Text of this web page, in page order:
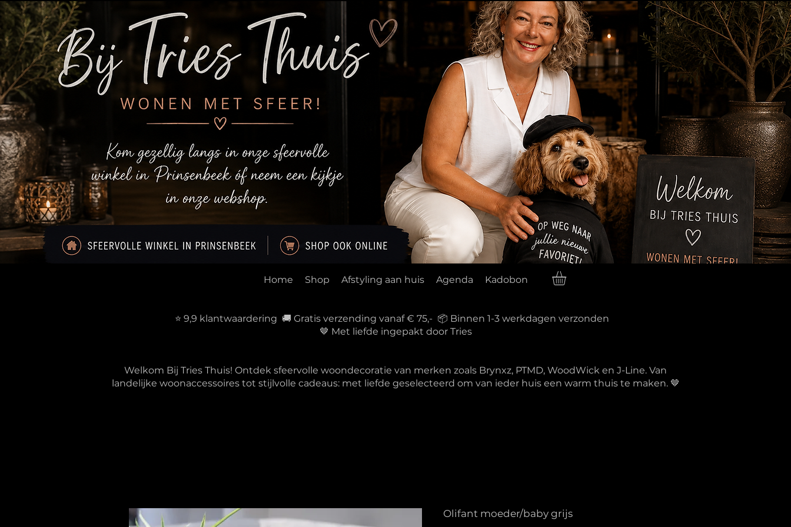
Home Shop Afstyling aan huis Agenda Kadobon
⭐ 9,9 klantwaardering 🚚 Gratis verzending vanaf € 75,- 📦 Binnen 1-3 werkdagen verzonden
🤎 Met liefde ingepakt door Tries
Welkom Bij Tries Thuis! Ontdek sfeervolle woondecoratie van merken zoals Brynxz, PTMD, WoodWick en J-Line. Van
landelijke woonaccessoires tot stijlvolle cadeaus: met liefde geselecteerd om van ieder huis een warm thuis te maken. 🤎
Olifant moeder/baby grijs